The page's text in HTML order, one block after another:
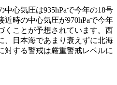
中心気圧は935hPaで今年の18号
近時の中心気圧が970hPaで今年
くことが予想されています。西
、日本海であまり衰えずに北海
対する警戒は厳重警戒レベルに